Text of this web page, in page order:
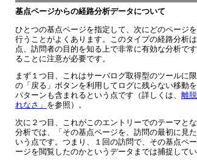
基点ページからの経路分析データについて
ひとつの基点ページを指定して、次にどのページ
行うことがよくあります。このタイプの経路分析
点、訪問者の目的を知る上で非常に有効な分析で
ることに注意が必要です。
まず１つ目、これはサーバログ取得型のツールに
の「戻る」ボタンを利用してログに残らない移動
パターンも含まれるという点です（詳しくは、 離
れなさ」 を参照）。
次に２つ目、これがこのエントリーでのテーマと
分析では、「その基点ページを、訪問の最初に見
いう点です。つまり、１回の訪問で、その基点ペ
ージを閲覧したのかというデータまでは捕捉してい